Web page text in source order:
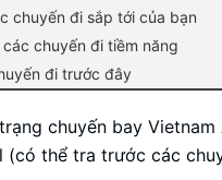
chuyến đi sắp tới của bạn
các chuyến đi tiềm năng
đi trước đây
chuyến bay
(có thể tra trước các